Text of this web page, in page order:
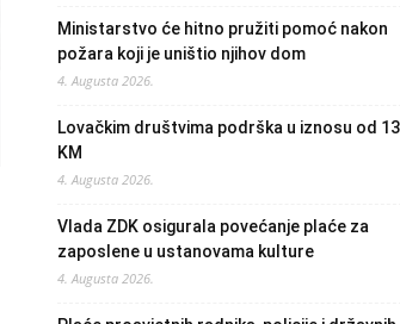
Ministarstvo će hitno pružiti pomoć nakon
požara koji je uništio njihov dom
4. Augusta 2026.
Lovačkim društvima podrška u iznosu od
KM
4. Augusta 2026.
Vlada ZDK osigurala povećanje plaće za
zaposlene u ustanovama kulture
4. Augusta 2026.